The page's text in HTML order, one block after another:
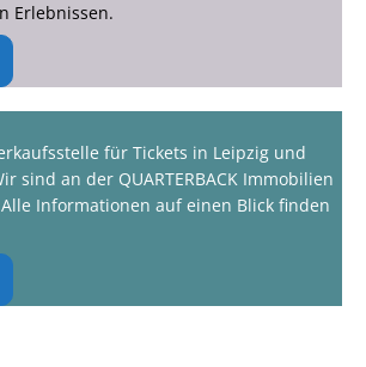
Erlebnissen.
für Tickets in Leipzig und
sind an der QUARTERBACK Immobilien
Alle Informationen auf einen Blick finden